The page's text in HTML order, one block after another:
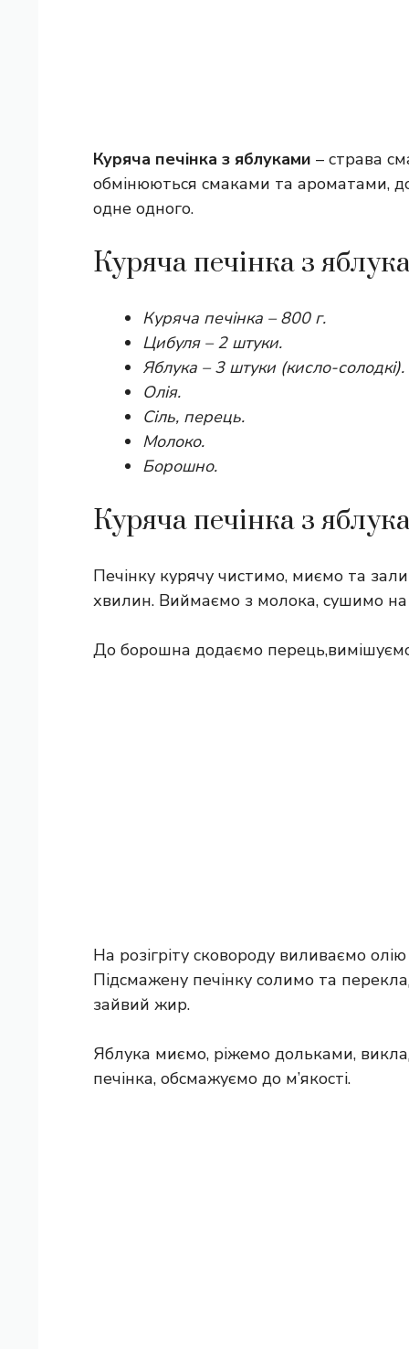
Куряча печінка з яблуками – страва
обмінюються смаками та ароматами,
одне одного.
Куряча печінка з
Куряча печінка – 800 г.
Цибуля – 2 штуки.
Яблука – 3 штуки (кисло-солодкі).
Олія.
Сіль, перець.
Молоко.
Борошно.
Куряча печінка з
Печінку курячу чистимо, миємо та
хвилин. Виймаємо з молока, сушимо
До борошна додаємо перець,вимішуємо
На розігріту сковороду виливаємо
Підсмажену печінку солимо та
зайвий жир.
Яблука миємо, ріжемо дольками,
печінка, обсмажуємо до м’якості.